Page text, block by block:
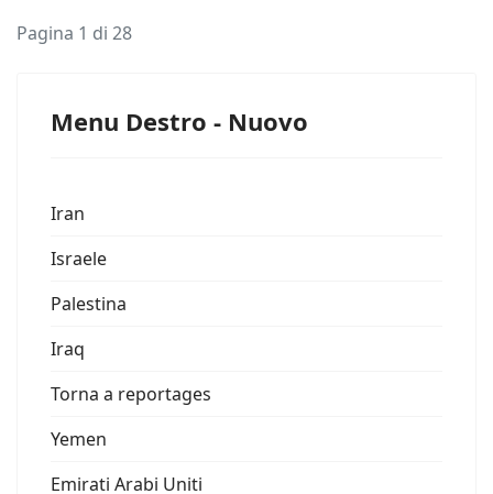
Pagina 1 di 28
Menu Destro - Nuovo
Iran
Israele
Palestina
Iraq
Torna a reportages
Yemen
Emirati Arabi Uniti